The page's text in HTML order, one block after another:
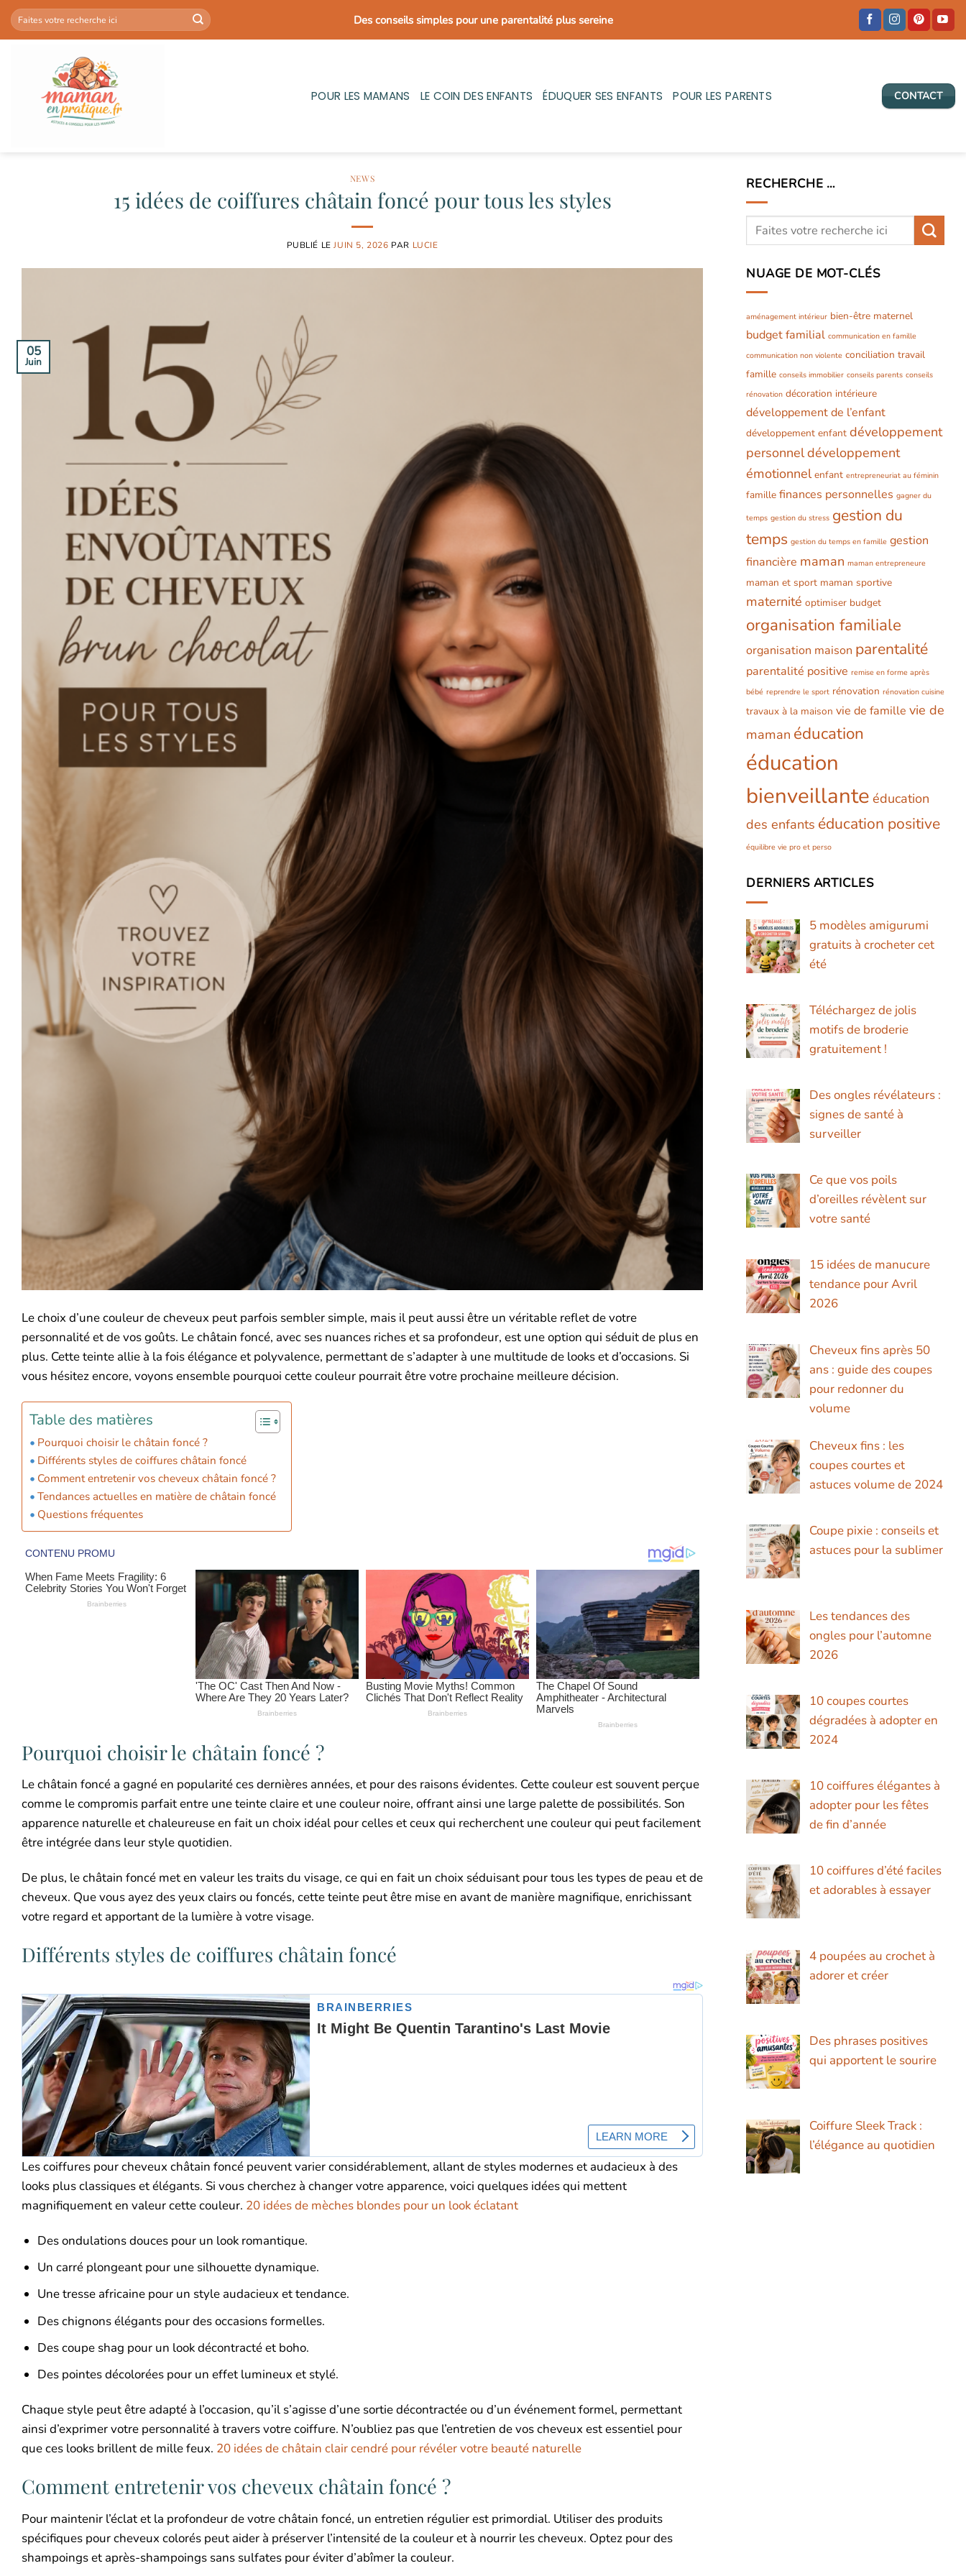
Passer
au
Des conseils simples pour une parentalité plus sereine
POUR LES MAMANS LE COIN DES ENFANTS ÉDUQUER SES ENFANTS POUR LES PARENTS CONTACT
NEWS
15 idées de coiffures châtain foncé pour tous les styles
PUBLIÉ LEJUIN 5, 2026 PAR LUCIE
05
Juin
Le choix d’une couleur de cheveux peut parfois sembler simple, mais il peut aussi être un véritable reflet de votre
personnalité et de vos goûts. Le châtain foncé, avec ses nuances riches et sa profondeur, est une option qui séduit de plus en
plus. Cette teinte allie à la fois élégance et polyvalence, permettant de s’adapter à une multitude de looks et d’occasions. Si
vous hésitez encore, voyons ensemble pourquoi cette couleur pourrait être votre prochaine meilleure décision.
Table des matières
Pourquoi choisir le châtain foncé ?
Différents styles de coiffures châtain foncé
Comment entretenir vos cheveux châtain foncé ?
Tendances actuelles en matière de châtain foncé
Questions fréquentes
Pourquoi choisir le châtain foncé ?
Le châtain foncé a gagné en popularité ces dernières années, et pour des raisons évidentes. Cette couleur est souvent perçue
comme le compromis parfait entre une teinte claire et une couleur noire, offrant ainsi une large palette de possibilités. Son
apparence naturelle et chaleureuse en fait un choix idéal pour celles et ceux qui recherchent une couleur qui peut facilement
être intégrée dans leur style quotidien.
De plus, le châtain foncé met en valeur les traits du visage, ce qui en fait un choix séduisant pour tous les types de peau et de
cheveux. Que vous ayez des yeux clairs ou foncés, cette teinte peut être mise en avant de manière magnifique, enrichissant
votre regard et apportant de la lumière à votre visage.
Différents styles de coiffures châtain foncé
Les coiffures pour cheveux châtain foncé peuvent varier considérablement, allant de styles modernes et audacieux à des
looks plus classiques et élégants. Si vous cherchez à changer votre apparence, voici quelques idées qui mettent
magnifiquement en valeur cette couleur. 20 idées de mèches blondes pour un look éclatant
Des ondulations douces pour un look romantique.
Un carré plongeant pour une silhouette dynamique.
Une tresse africaine pour un style audacieux et tendance.
Des chignons élégants pour des occasions formelles.
Des coupe shag pour un look décontracté et boho.
Des pointes décolorées pour un effet lumineux et stylé.
Chaque style peut être adapté à l’occasion, qu’il s’agisse d’une sortie décontractée ou d’un événement formel, permettant
ainsi d’exprimer votre personnalité à travers votre coiffure. N’oubliez pas que l’entretien de vos cheveux est essentiel pour
que ces looks brillent de mille feux. 20 idées de châtain clair cendré pour révéler votre beauté naturelle
Comment entretenir vos cheveux châtain foncé ?
Pour maintenir l’éclat et la profondeur de votre châtain foncé, un entretien régulier est primordial. Utiliser des produits
spécifiques pour cheveux colorés peut aider à préserver l’intensité de la couleur et à nourrir les cheveux. Optez pour des
shampoings et après-shampoings sans sulfates pour éviter d’abîmer la couleur.
RECHERCHE …
NUAGE DE MOT-CLÉS
aménagement intérieur bien-être maternel
budget familial communication en famille
communication non violente conciliation travail
famille conseils immobilier conseils parents conseils
rénovation décoration intérieure
développement de l’enfant
développement enfant développement
personneldéveloppement
émotionnel enfant entrepreneuriat au féminin
famille finances personnelles gagner du
temps gestion du stress gestion du
temps gestion du temps en famille gestion
financière maman maman entrepreneure
maman et sport maman sportive
maternité optimiser budget
organisation familiale
organisation maison parentalité
parentalité positive remise en forme après
bébé reprendre le sport rénovation rénovation cuisine
travaux à la maison vie de famille vie de
maman éducation
éducation
bienveillante éducation
des enfants éducation positive
équilibre vie pro et perso
DERNIERS ARTICLES
5 modèles amigurumi
gratuits à crocheter cet
été
Téléchargez de jolis
motifs de broderie
gratuitement !
Des ongles révélateurs :
signes de santé à
surveiller
Ce que vos poils
d’oreilles révèlent sur
votre santé
15 idées de manucure
tendance pour Avril
2026
Cheveux fins après 50
ans : guide des coupes
pour redonner du
volume
Cheveux fins : les
coupes courtes et
astuces volume de 2024
Coupe pixie : conseils et
astuces pour la sublimer
Les tendances des
ongles pour l’automne
2026
10 coupes courtes
dégradées à adopter en
2024
10 coiffures élégantes à
adopter pour les fêtes
de fin d’année
10 coiffures d’été faciles
et adorables à essayer
4 poupées au crochet à
adorer et créer
Des phrases positives
qui apportent le sourire
Coiffure Sleek Track :
l’élégance au quotidien